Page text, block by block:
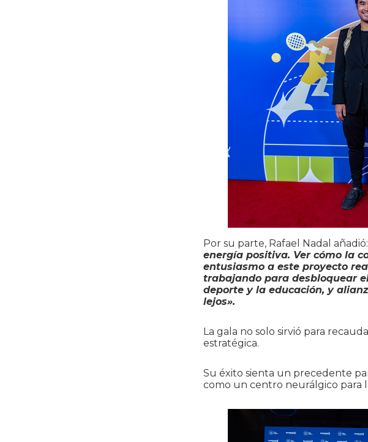
Por su parte, Rafael Nadal añadió:
energía positiva. Ver cómo la
entusiasmo a este proyecto
trabajando para desbloquear
deporte y la educación, y
lejos».
La gala no solo sirvió para
estratégica.
Su éxito sienta un precedente
como un centro neurálgico para